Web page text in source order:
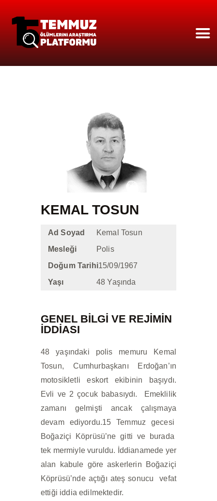
HAKKIMIZDA
ÇÖZÜLEN OLAYLAR
251 İSIM
BASINDA PLATFORM
KEMAL TOSUN
Ad Soyad
Kemal Tosun
Mesleği
Polis
Doğum Tarihi15/09/1967
Yaşı
48 Yaşında
GENEL BİLGİ VE REJIMIN
IDDIASI
48 yaşındaki polis memuru Kemal
Tosun, Cumhurbaşkanı Erdoğan’ın
motosikletli eskort ekibinin başıydı.
Evli ve 2 çocuk babasıydı. Emeklilik
zamanı gelmişti ancak çalışmaya
devam ediyordu.15 Temmuz gecesi
Boğaziçi Köprüsü’ne gitti ve burada
tek mermiyle vuruldu. İddianamede yer
alan kabule göre askerlerin Boğaziçi
Köprüsü’nde açtığı ateş sonucu vefat
ettiği iddia edilmektedir.